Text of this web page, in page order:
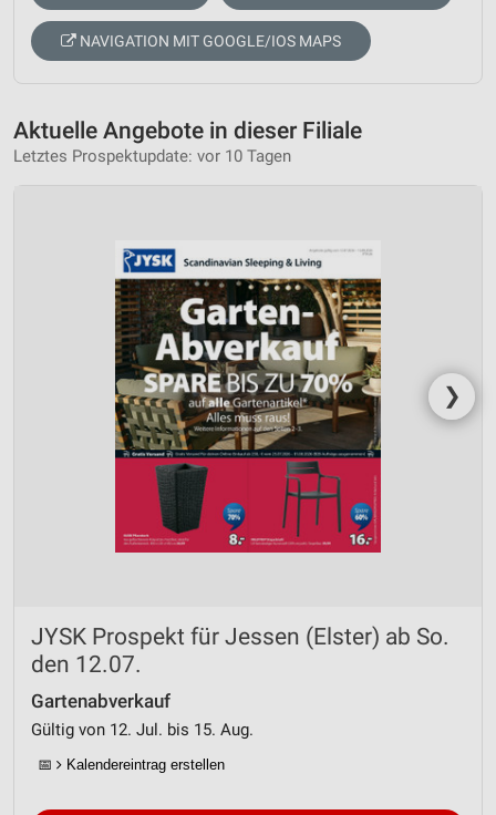
NAVIGATION MIT GOOGLE/IOS MAPS
Aktuelle Angebote in dieser Filiale
Letztes Prospektupdate: vor 10 Tagen
❯
JYSK Prospekt für Jessen (Elster) ab So.
den 12.07.
Gartenabverkauf
Gültig von 12. Jul. bis 15. Aug.
📅 Kalendereintrag erstellen